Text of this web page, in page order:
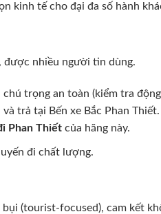
kinh tế cho đại đa số hành
được nhiều người tin dùng.
trọng an toàn (kiểm tra
trả tại Bến xe Bắc Phan
Phan Thiếtcủa hãng này.
đi chất lượng.
(tourist-focused), cam kết